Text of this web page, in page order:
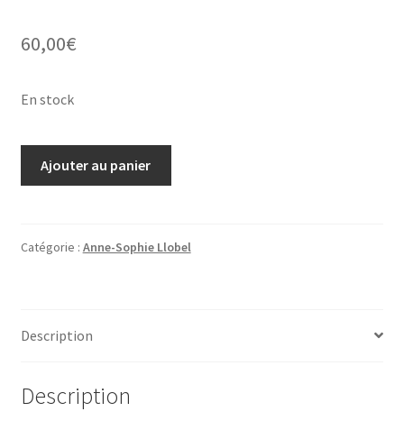
60,00€
En stock
Llobel,
Ajouter au panier
Catégorie : Anne-Sophie Llobel
Description
Description